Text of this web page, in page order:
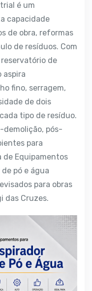
é um
capacidade
de obra, reformas
de resíduos. Com
de
aspira
fino, serragem,
de dois
tipo de resíduo.
demolição, pós-
para
de Equipamentos
pó e água
para obras
das Cruzes.